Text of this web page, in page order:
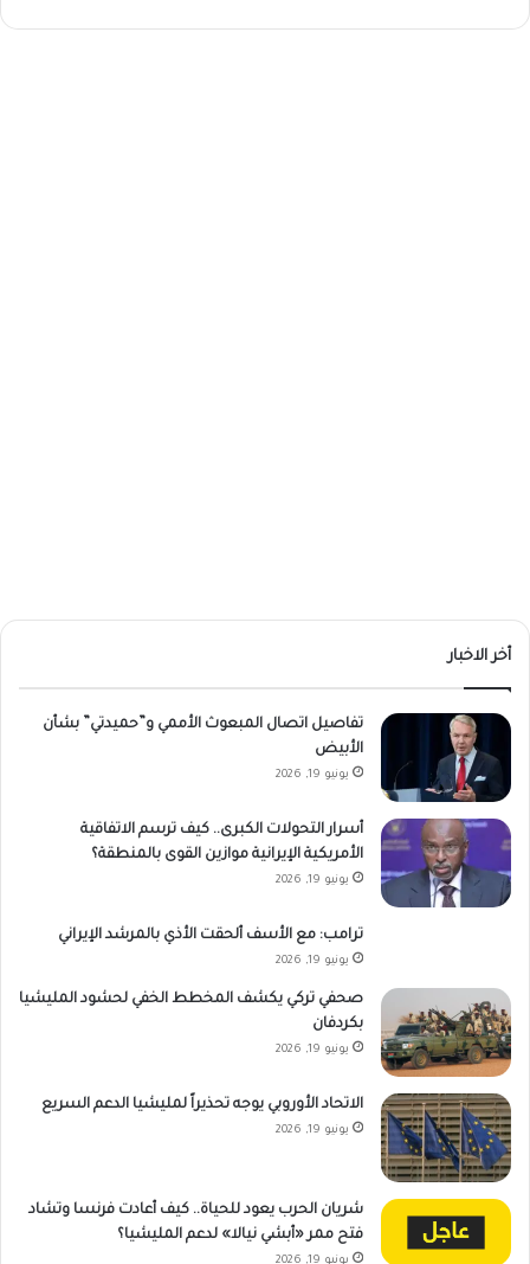
أخر الاخبار
تفاصيل اتصال المبعوث الأممي و”حميدتي” بشأن
الأبيض
يونيو 19, 2026
أسرار التحولات الكبرى.. كيف ترسم الاتفاقية
الأمريكية الإيرانية موازين القوى بالمنطقة؟
يونيو 19, 2026
ترامب: مع الأسف ألحقت الأذي بالمرشد الإيراني
يونيو 19, 2026
صحفي تركي يكشف المخطط الخفي لحشود المليشيا
بكردفان
يونيو 19, 2026
الاتحاد الأوروبي يوجه تحذيراً لمليشيا الدعم السريع
يونيو 19, 2026
شريان الحرب يعود للحياة.. كيف أعادت فرنسا وتشاد
فتح ممر «أبشي نيالا» لدعم المليشيا؟
يونيو 19, 2026